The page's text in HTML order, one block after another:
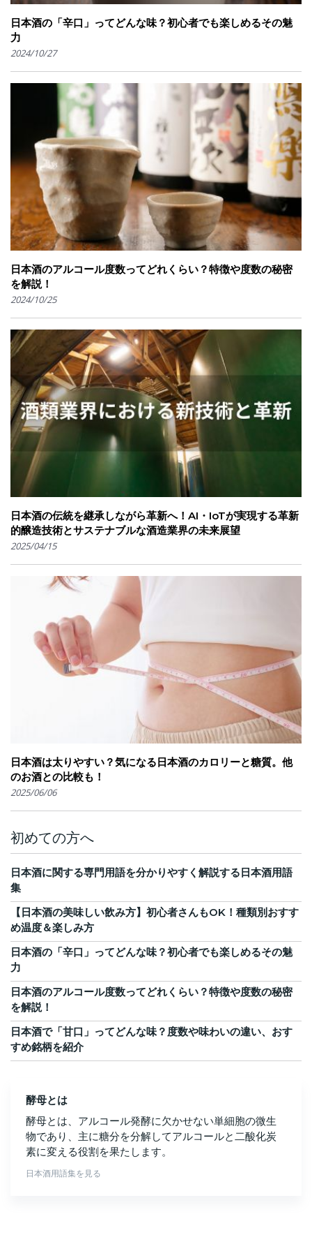
日本酒の「辛口」ってどんな味？初心者でも楽しめるその魅
力
2024/10/27
日本酒のアルコール度数ってどれくらい？特徴や度数の秘密
を解説！
2024/10/25
日本酒の伝統を継承しながら革新へ！AI・IoTが実現する革新
的醸造技術とサステナブルな酒造業界の未来展望
2025/04/15
日本酒は太りやすい？気になる日本酒のカロリーと糖質。他
のお酒との比較も！
2025/06/06
初めての方へ
日本酒に関する専門用語を分かりやすく解説する日本酒用語
集
【日本酒の美味しい飲み方】初心者さんもOK！種類別おすす
め温度＆楽しみ方
日本酒の「辛口」ってどんな味？初心者でも楽しめるその魅
力
日本酒のアルコール度数ってどれくらい？特徴や度数の秘密
を解説！
日本酒で「甘口」ってどんな味？度数や味わいの違い、おす
すめ銘柄を紹介
酵母とは
酵母とは、アルコール発酵に欠かせない単細胞の微生
物であり、主に糖分を分解してアルコールと二酸化炭
素に変える役割を果たします。
日本酒用語集を見る